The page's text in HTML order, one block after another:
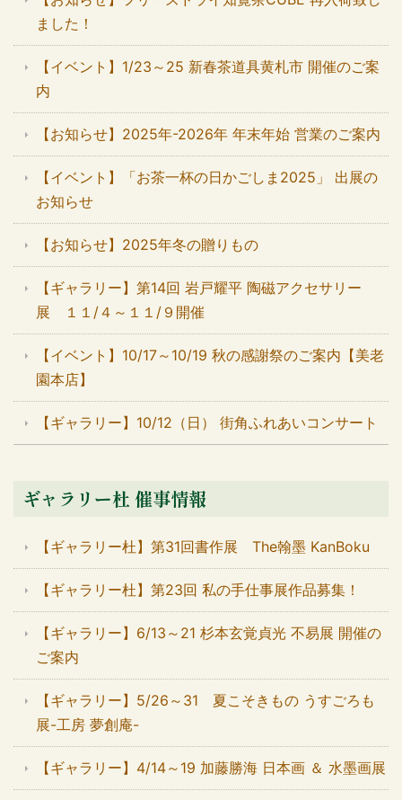
ました！
【イベント】1/23～25 新春茶道具黄札市 開催のご案
内
【お知らせ】2025年-2026年 年末年始 営業のご案内
【イベント】「お茶一杯の日かごしま2025」 出展の
お知らせ
【お知らせ】2025年冬の贈りもの
【ギャラリー】第14回 岩戸耀平 陶磁アクセサリー
展 １１/４～１１/９開催
【イベント】10/17～10/19 秋の感謝祭のご案内【美老
園本店】
【ギャラリー】10/12（日） 街角ふれあいコンサート
ギャラリー杜 催事情報
【ギャラリー杜】第31回書作展 The翰墨 KanBoku
【ギャラリー杜】第23回 私の手仕事展作品募集！
【ギャラリー】6/13～21 杉本玄覚貞光 不易展 開催の
ご案内
【ギャラリー】5/26～31 夏こそきもの うすごろも
展-工房 夢創庵-
【ギャラリー】4/14～19 加藤勝海 日本画 ＆ 水墨画展